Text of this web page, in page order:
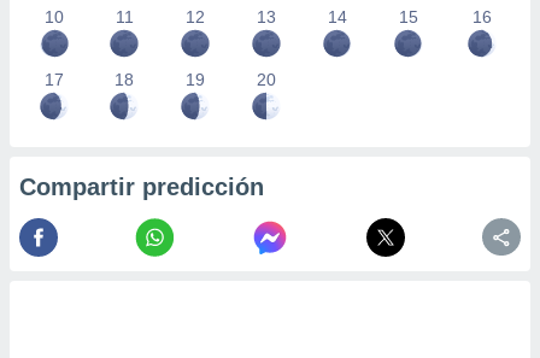
10 11 12 13 14 15 16
17 18 19 20
Compartir predicción